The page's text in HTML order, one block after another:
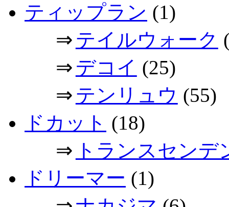
ティップラン (1)
⇒ テイルウォーク
⇒ デコイ (25)
⇒ テンリュウ (55)
ドカット (18)
⇒ トランスセンデ
ドリーマー (1)